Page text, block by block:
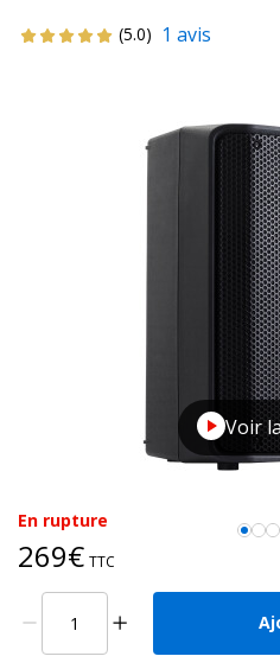
(5.0) 1 avis
Voir
En rupture
269€ TTC